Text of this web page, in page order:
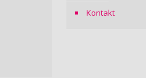
Kontakt